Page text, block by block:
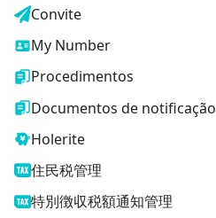
Convite
My Number
Procedimentos
Documentos de notificação
Holerite
住民税管理
特別徴収税額通知管理